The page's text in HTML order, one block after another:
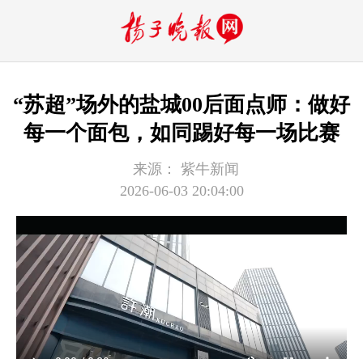
“苏超”场外的盐城00后面点师：做好
每一个面包，如同踢好每一场比赛
来源：
紫牛新闻
2026-06-03 20:04:00